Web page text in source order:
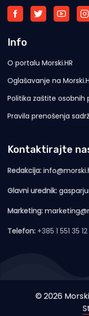
Info
O portalu Morski.HR
Oglašavanje na
Politika zaštite osobnih
Pravila prenošenja
Kontaktirajte
Redakcija:
Glavni urednik:
Marketing:
Telefon: +385 1 551 35 12
© 2026